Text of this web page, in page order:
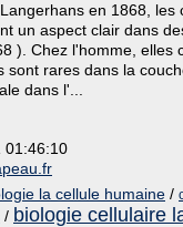
en 1868,
un aspect clair dans
). Chez l'homme, elles
sont rares dans la
dans l'...
01:46:10
la cellule humaine /
/ biologie cellulaire